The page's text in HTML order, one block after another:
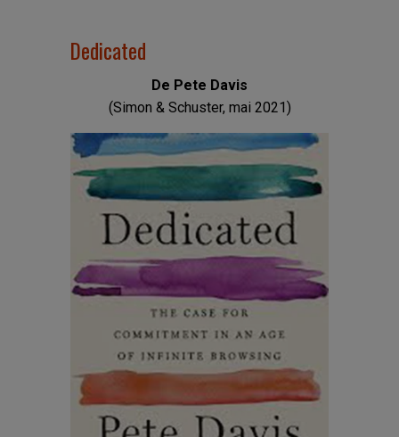
Dedicated
De Pete Davis
(Simon & Schuster, mai 2021)